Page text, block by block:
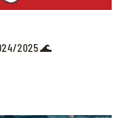
2025 🌊